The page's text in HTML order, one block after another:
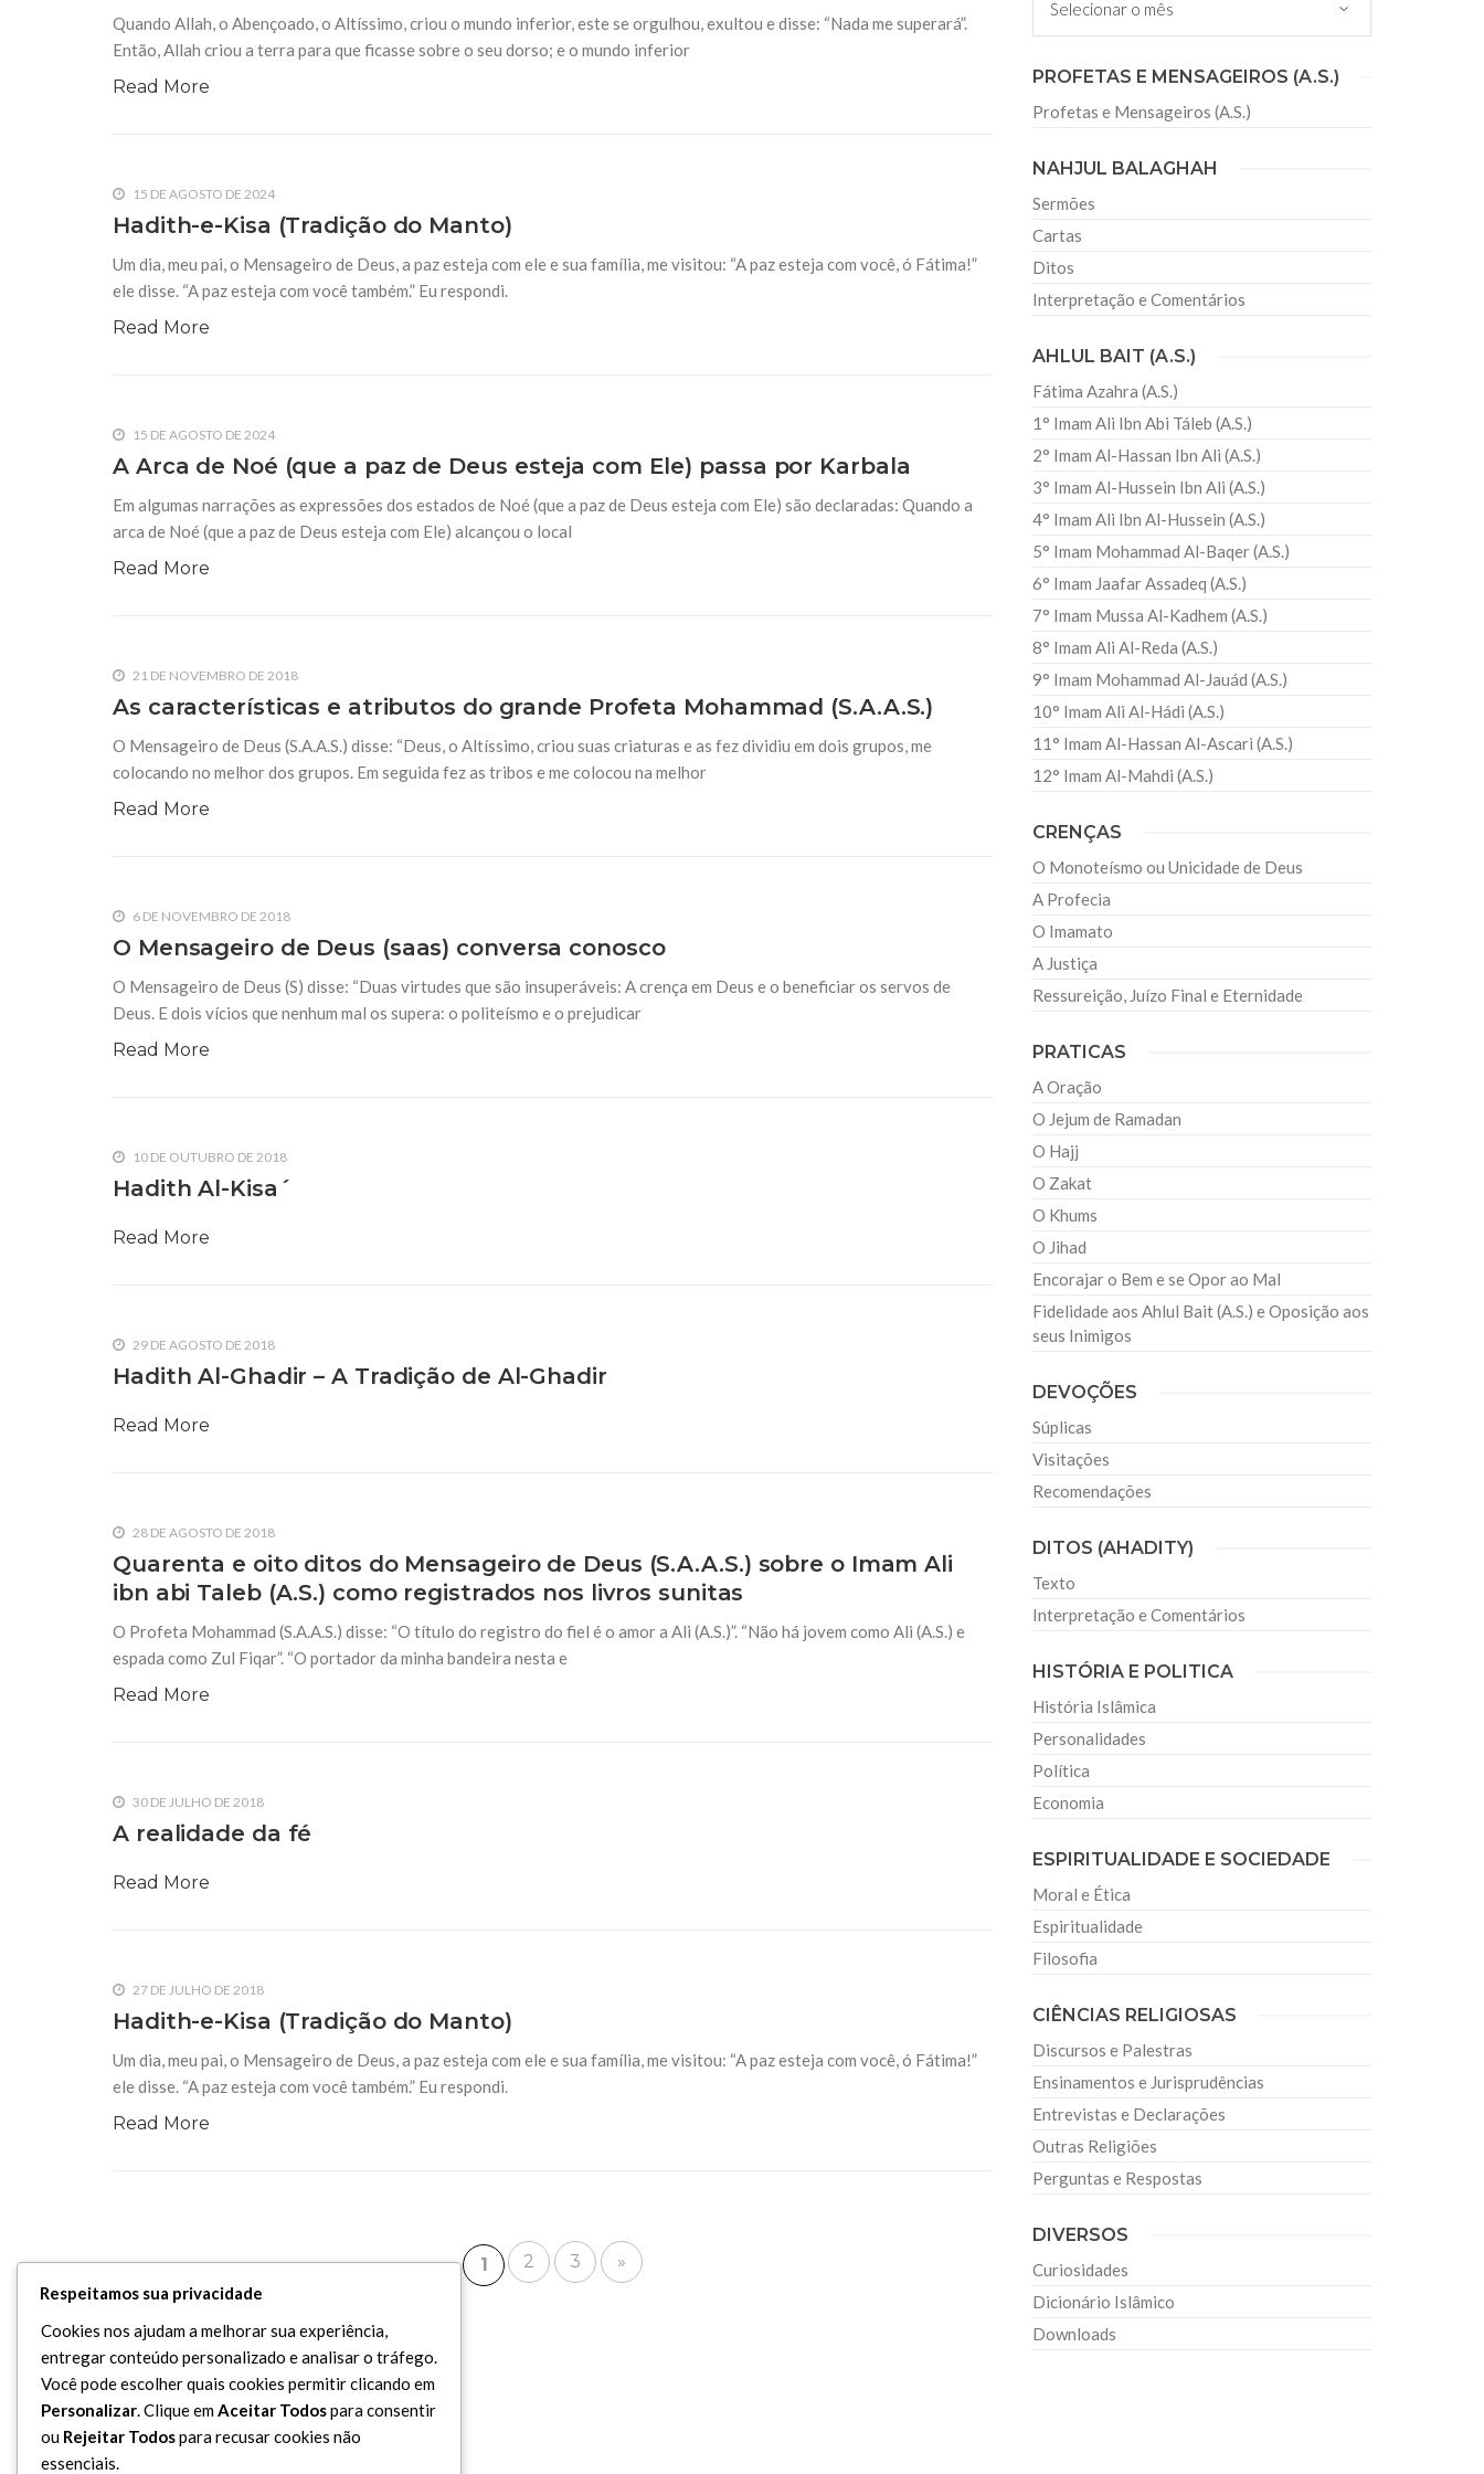
A Escola Jafari e a Ciência do Hadith
Por: Ahmed Ismail Em nome de Allah o Clemente o Misericordioso HADITH é o
que isso fazem serão julgados e enviados com Qarun e Haman”. Imam Mohammad
Quando Allah, o Abençoado, o Altíssimo, criou o mundo inferior, este se orgulhou, exultou e disse: “Nada me superará”.
Então, Allah criou a terra para que ficasse sobre o seu dorso; e o mundo inferior
Read More
15 DE AGOSTO DE 2024
Hadith-e-Kisa (Tradição do Manto)
Um dia, meu pai, o Mensageiro de Deus, a paz esteja com ele e sua família, me visitou: “A paz esteja com você, ó Fátima!”
ele disse. “A paz esteja com você também.” Eu respondi.
Read More
15 DE AGOSTO DE 2024
A Arca de Noé (que a paz de Deus esteja com Ele) passa por Karbala
Em algumas narrações as expressões dos estados de Noé (que a paz de Deus esteja com Ele) são declaradas: Quando a
arca de Noé (que a paz de Deus esteja com Ele) alcançou o local
Read More
21 DE NOVEMBRO DE 2018
As características e atributos do grande Profeta Mohammad (S.A.A.S.)
O Mensageiro de Deus (S.A.A.S.) disse: “Deus, o Altíssimo, criou suas criaturas e as fez dividiu em dois grupos, me
colocando no melhor dos grupos. Em seguida fez as tribos e me colocou na melhor
Read More
6 DE NOVEMBRO DE 2018
O Mensageiro de Deus (saas) conversa conosco
O Mensageiro de Deus (S) disse: “Duas virtudes que são insuperáveis: A crença em Deus e o beneficiar os servos de
Deus. E dois vícios que nenhum mal os supera: o politeísmo e o prejudicar
Read More
10 DE OUTUBRO DE 2018
Hadith Al-Kisa´
Read More
29 DE AGOSTO DE 2018
Hadith Al-Ghadir – A Tradição de Al-Ghadir
Read More
28 DE AGOSTO DE 2018
Quarenta e oito ditos do Mensageiro de Deus (S.A.A.S.) sobre o Imam Ali
ibn abi Taleb (A.S.) como registrados nos livros sunitas
O Profeta Mohammad (S.A.A.S.) disse: “O título do registro do fiel é o amor a Ali (A.S.)”. “Não há jovem como Ali (A.S.) e
espada como Zul Fiqar”. “O portador da minha bandeira nesta e
Read More
30 DE JULHO DE 2018
A realidade da fé
Read More
27 DE JULHO DE 2018
Hadith-e-Kisa (Tradição do Manto)
Um dia, meu pai, o Mensageiro de Deus, a paz esteja com ele e sua família, me visitou: “A paz esteja com você, ó Fátima!”
ele disse. “A paz esteja com você também.” Eu respondi.
Read More
1 2 3 »
PROFETAS E MENSAGEIROS (A.S.)
Profetas e Mensageiros (A.S.)
NAHJUL BALAGHAH
Sermões
Cartas
Ditos
Interpretação e Comentários
AHLUL BAIT (A.S.)
Fátima Azahra (A.S.)
1° Imam Ali Ibn Abi Táleb (A.S.)
2° Imam Al-Hassan Ibn Ali (A.S.)
3° Imam Al-Hussein Ibn Ali (A.S.)
4° Imam Ali Ibn Al-Hussein (A.S.)
5° Imam Mohammad Al-Baqer (A.S.)
6° Imam Jaafar Assadeq (A.S.)
7° Imam Mussa Al-Kadhem (A.S.)
8° Imam Ali Al-Reda (A.S.)
9° Imam Mohammad Al-Jauád (A.S.)
10° Imam Ali Al-Hádi (A.S.)
11° Imam Al-Hassan Al-Ascari (A.S.)
12° Imam Al-Mahdi (A.S.)
CRENÇAS
O Monoteísmo ou Unicidade de Deus
A Profecia
O Imamato
A Justiça
Ressureição, Juízo Final e Eternidade
PRATICAS
A Oração
O Jejum de Ramadan
O Hajj
O Zakat
O Khums
O Jihad
Encorajar o Bem e se Opor ao Mal
Fidelidade aos Ahlul Bait (A.S.) e Oposição aos
seus Inimigos
DEVOÇÕES
Súplicas
Visitações
Recomendações
DITOS (AHADITY)
Texto
Interpretação e Comentários
HISTÓRIA E POLITICA
História Islâmica
Personalidades
Política
Economia
ESPIRITUALIDADE E SOCIEDADE
Moral e Ética
Espiritualidade
Filosofia
CIÊNCIAS RELIGIOSAS
Discursos e Palestras
Ensinamentos e Jurisprudências
Entrevistas e Declarações
Outras Religiões
Perguntas e Respostas
DIVERSOS
Curiosidades
Dicionário Islâmico
Downloads
Respeitamos sua privacidade
Cookies nos ajudam a melhorar sua experiência,
entregar conteúdo personalizado e analisar o tráfego.
Você pode escolher quais cookies permitir clicando em
Personalizar. Clique emAceitar Todospara consentir
ou Rejeitar Todospara recusar cookies não
essenciais.